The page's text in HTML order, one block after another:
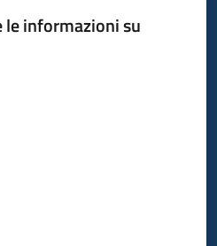
le informazioni su